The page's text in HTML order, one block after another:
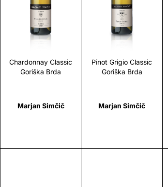
Chardonnay Classic
Goriška Brda
Marjan Simčič
Scopri
Pinot Grigio Classic
Goriška Brda
Marjan Simčič
Scopri